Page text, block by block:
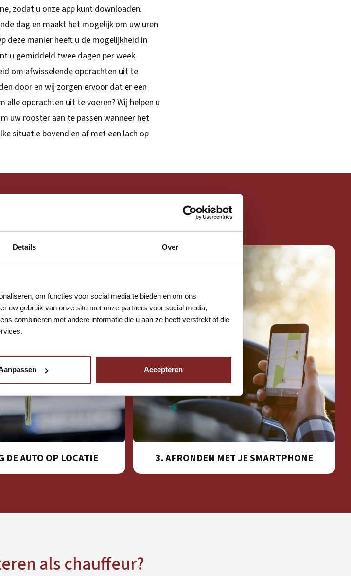
Details Over
om functies voor social media te bieden en om ons
uw gebruik van onze site met onze partners voor social media,
combineren met andere informatie die u aan ze heeft verstrekt of die
Accepteren
zodat u onze app kunt downloaden.
dag en maakt het mogelijk om uw uren
deze manier heeft u de mogelijkheid in
u gemiddeld twee dagen per week
om afwisselende opdrachten uit te
door en wij zorgen ervoor dat er een
opdrachten uit te voeren? Wij helpen u
uw rooster aan te passen wanneer het
situatie bovendien af met een lach op
nog bij Autoreset
DE AUTO OP LOCATIE 3. AFRONDEN MET JE SMARTPHONE
als chauffeur?